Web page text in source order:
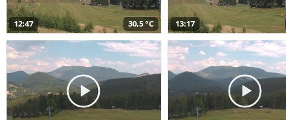
12:47 30,5 °C 13:17